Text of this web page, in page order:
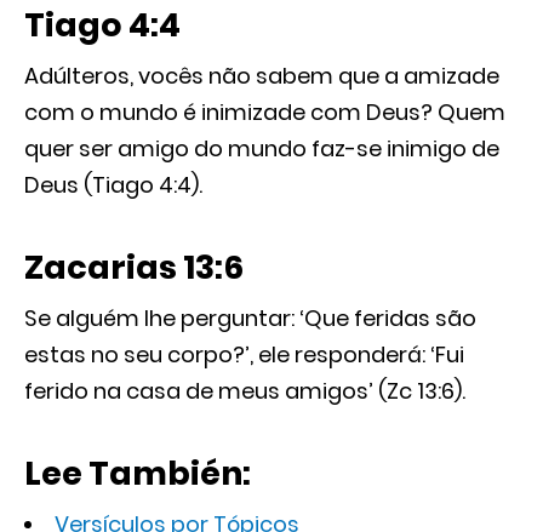
Tiago 4:4
Adúlteros, vocês não sabem que a amizade
com o mundo é inimizade com Deus? Quem
quer ser amigo do mundo faz-se inimigo de
Deus (Tiago 4:4).
Zacarias 13:6
Se alguém lhe perguntar: ‘Que feridas são
estas no seu corpo?’, ele responderá: ‘Fui
ferido na casa de meus amigos’ (Zc 13:6).
Lee También:
Versículos por Tópicos